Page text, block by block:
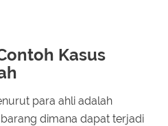
Kasus
para ahli adalah
dimana dapat terjadi